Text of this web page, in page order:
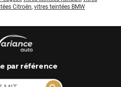
Citroën, vitres teintées BMW
par référence